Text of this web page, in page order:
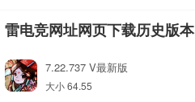
雷电竞网址网页下载历史版本
7.22.737 V最新版
大小 64.55